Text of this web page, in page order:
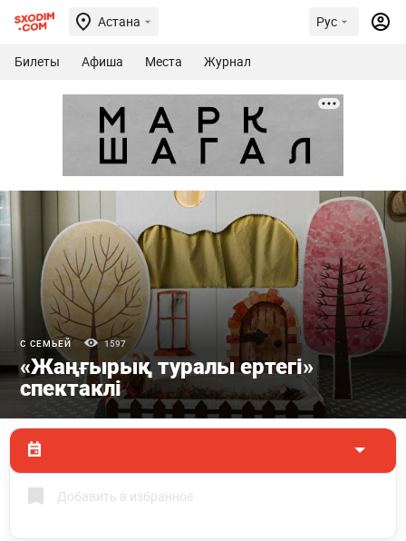
Астана Рус
Билеты Афиша Места Журнал
С СЕМЬЕЙ 1597
«Жаңғырық туралы ертегі»
спектаклі
Добавить в избранное